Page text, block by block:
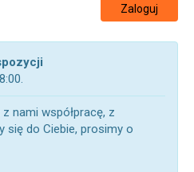
Zaloguj
nami współpracę, z
się do Ciebie, prosimy o